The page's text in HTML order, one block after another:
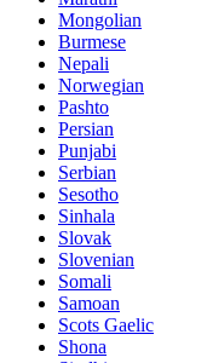
Mongolian
Burmese
Nepali
Norwegian
Pashto
Persian
Punjabi
Serbian
Sesotho
Sinhala
Slovak
Slovenian
Somali
Samoan
Scots Gaelic
Shona